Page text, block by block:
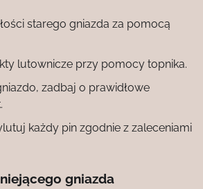
starego gniazda za pomocą
lutownicze przy pomocy topnika.
zadbaj o prawidłowe
każdy pin zgodnie z zaleceniami
gniazda